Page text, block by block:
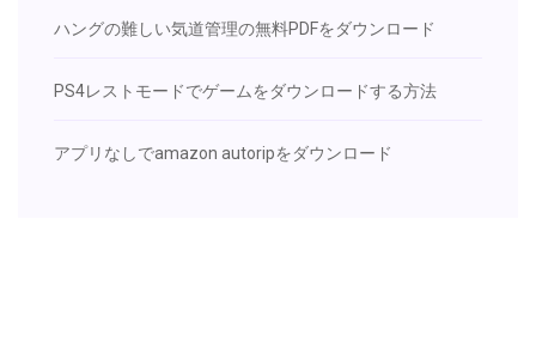
ハングの難しい気道管理の無料PDFをダウンロード
PS4レストモードでゲームをダウンロードする方法
アプリなしでamazon autoripをダウンロード